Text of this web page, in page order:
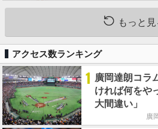
もっと見
アクセス数ランキング
1 廣岡達朗コラ
ければ何をや
大間違い」
廣